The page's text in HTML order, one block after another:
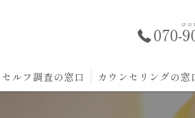
070-コ
セルフ調査の窓口 カウンセリングの窓